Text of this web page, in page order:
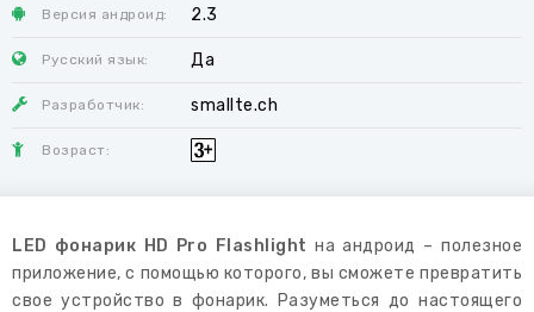
Версия андроид: 2.3
Русский язык: Да
Разработчик: smallte.ch
Возраст:
LED фонарик HD Pro Flashlight на андроид – полезное
приложение, с помощью которого, вы сможете превратить
свое устройство в фонарик. Разуметься до настоящего